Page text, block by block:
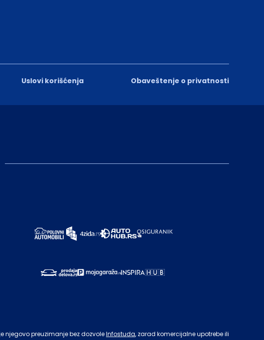
Uslovi korišćenja Obaveštenje o privatnosti
njegovo preuzimanje bez dozvoleInfostuda, zarad komercijalne upotrebe ili